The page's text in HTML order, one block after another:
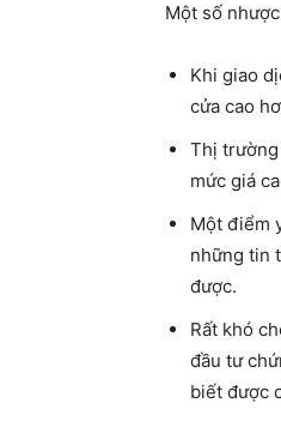
Một số
Khi giao
cửa cao
Thị
mức giá
Một điểm
những tin
được.
Rất khó
đầu tư
biết được